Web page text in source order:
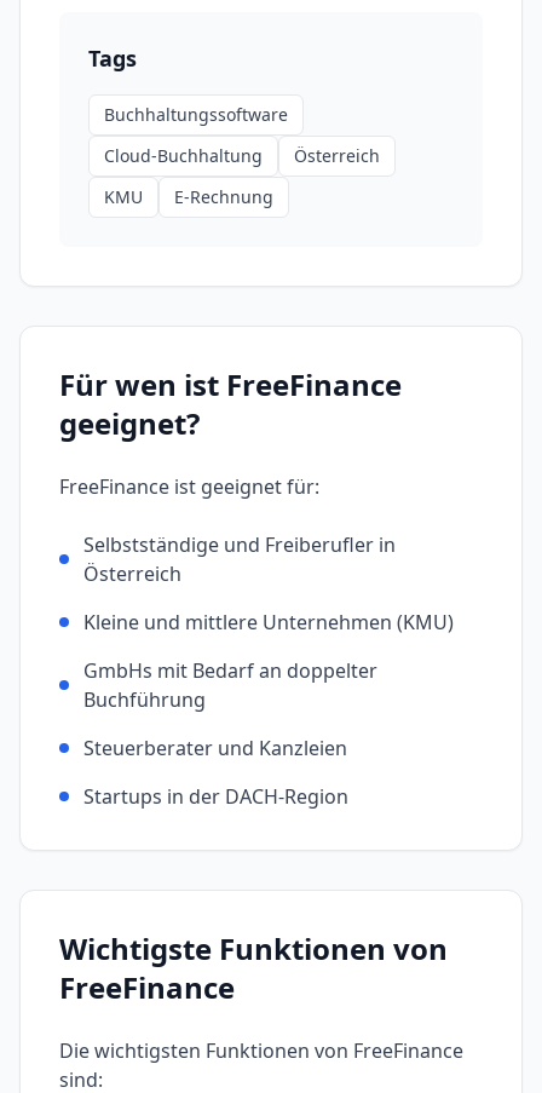
Tags
Buchhaltungssoftware
Cloud-Buchhaltung
Österreich
KMU
E-Rechnung
Für wen ist FreeFinance
geeignet?
FreeFinance ist geeignet für:
Selbstständige und Freiberufler in
Österreich
Kleine und mittlere Unternehmen (KMU)
GmbHs mit Bedarf an doppelter
Buchführung
Steuerberater und Kanzleien
Startups in der DACH-Region
Wichtigste Funktionen von
FreeFinance
Die wichtigsten Funktionen von FreeFinance
sind: